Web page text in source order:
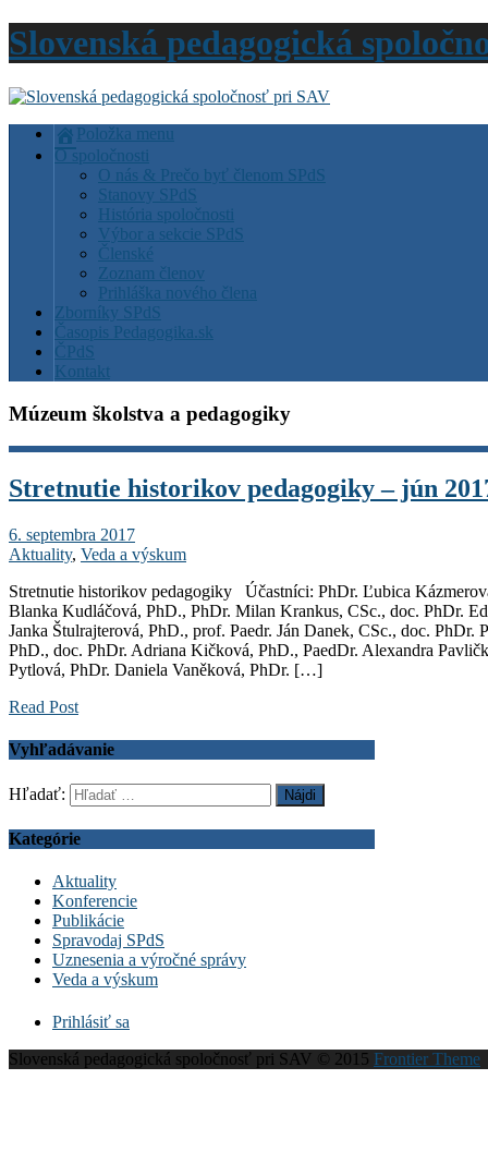
Slovenská pedagogická
Položka menu
O spoločnosti
O nás & Prečo byť členom SPdS
Stanovy SPdS
História spoločnosti
Výbor a sekcie SPdS
Členské
Zoznam členov
Prihláška nového člena
Zborníky SPdS
Časopis Pedagogika.sk
ČPdS
Kontakt
Múzeum školstva a pedagogiky
Stretnutie historikov pedagogiky – jún
6. septembra 2017
Aktuality, Veda a výskum
Stretnutie historikov pedagogiky Účastníci: PhDr. Ľubica
Blanka Kudláčová, PhD., PhDr. Milan Krankus, CSc., doc. PhDr.
Janka Štulrajterová, PhD., prof. Paedr. Ján Danek, CSc., doc. PhDr.
PhD., doc. PhDr. Adriana Kičková, PhD., PaedDr. Alexandra
Pytlová, PhDr. Daniela Vaněková, PhDr. […]
Read Post
Vyhľadávanie
Hľadať:
Kategórie
Aktuality
Konferencie
Publikácie
Spravodaj SPdS
Uznesenia a výročné správy
Veda a výskum
Prihlásiť sa
Slovenská pedagogická spoločnosť pri SAV © 2015 Frontier Theme